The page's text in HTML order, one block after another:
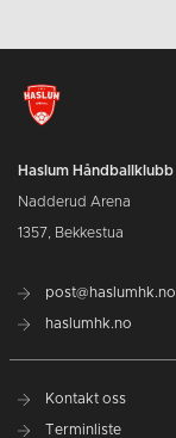
Haslum Håndballklubb
Nadderud Arena
1357, Bekkestua
post@haslumhk.no
haslumhk.no
Kontakt oss
Terminliste